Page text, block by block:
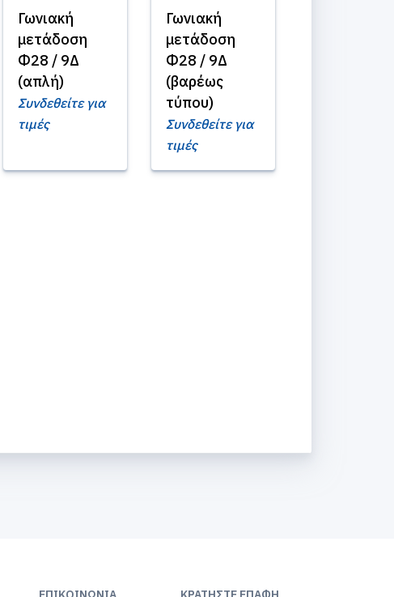
Γωνιακή
μετάδοση
Φ28 / 9Δ
(απλή)
Συνδεθείτε για
τιμές
Γωνιακή
μετάδοση
Φ28 / 9Δ
(βαρέως
τύπου)
Συνδεθείτε για
τιμές